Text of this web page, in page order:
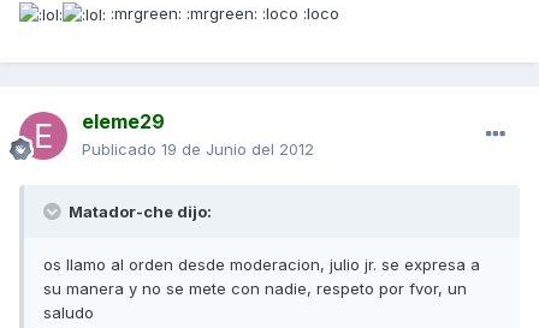
:mrgreen: :mrgreen: :loco :loco
eleme29
Publicado 19 de Junio del 2012
Matador-che dijo:
os llamo al orden desde moderacion, julio jr. se expresa a
su manera y no se mete con nadie, respeto por fvor, un
saludo